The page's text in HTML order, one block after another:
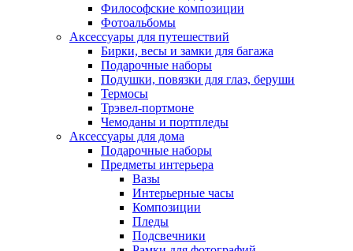
Философские композиции
Фотоальбомы
Аксессуары для путешествий
Бирки, весы и замки для багажа
Подарочные наборы
Подушки, повязки для глаз, беруши
Термосы
Трэвел-портмоне
Чемоданы и портпледы
Аксессуары для дома
Подарочные наборы
Предметы интерьера
Вазы
Интерьерные часы
Композиции
Пледы
Подсвечники